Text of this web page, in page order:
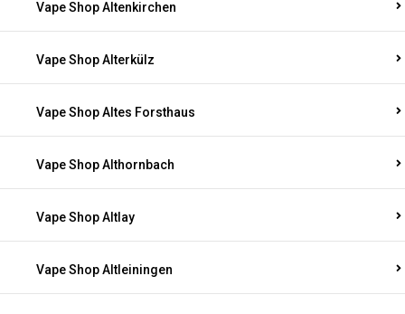
Vape Shop Altenkirchen
Vape Shop Alterkülz
Vape Shop Altes Forsthaus
Vape Shop Althornbach
Vape Shop Altlay
Vape Shop Altleiningen